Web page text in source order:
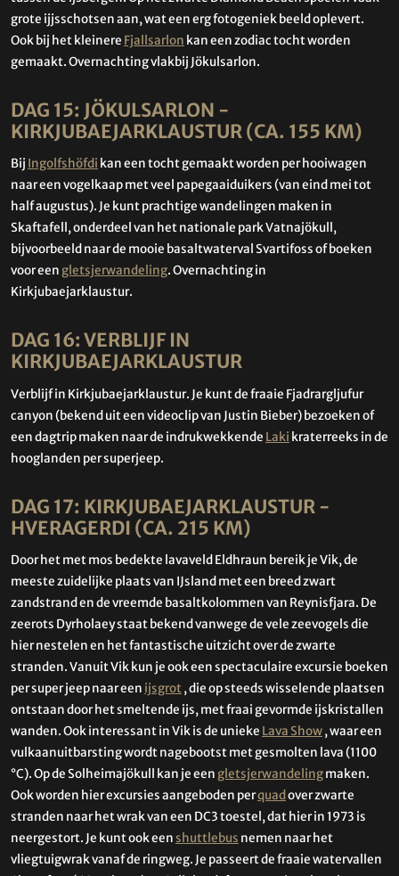
grote ijjsschotsen aan, wat een erg fotogeniek beeld oplevert.
Ook bij het kleinere Fjallsarlon kan een zodiac tocht worden
gemaakt. Overnachting vlakbij Jökulsarlon.
DAG 15: JÖKULSARLON -
KIRKJUBAEJARKLAUSTUR (CA. 155 KM)
Bij Ingolfshöfdi kan een tocht gemaakt worden per hooiwagen
naar een vogelkaap met veel papegaaiduikers (van eind mei tot
half augustus). Je kunt prachtige wandelingen maken in
Skaftafell, onderdeel van het nationale park Vatnajökull,
bijvoorbeeld naar de mooie basaltwaterval Svartifoss of boeken
voor een gletsjerwandeling. Overnachting in
Kirkjubaejarklaustur.
DAG 16: VERBLIJF IN
KIRKJUBAEJARKLAUSTUR
Verblijf in Kirkjubaejarklaustur. Je kunt de fraaie Fjadrargljufur
canyon (bekend uit een videoclip van Justin Bieber) bezoeken of
een dagtrip maken naar de indrukwekkende Laki kraterreeks in de
hooglanden per superjeep.
DAG 17: KIRKJUBAEJARKLAUSTUR -
HVERAGERDI (CA. 215 KM)
Door het met mos bedekte lavaveld Eldhraun bereik je Vik, de
meeste zuidelijke plaats van IJsland met een breed zwart
zandstrand en de vreemde basaltkolommen van Reynisfjara. De
zeerots Dyrholaey staat bekend vanwege de vele zeevogels die
hier nestelen en het fantastische uitzicht over de zwarte
stranden. Vanuit Vik kun je ook een spectaculaire excursie boeken
per super jeep naar een ijsgrot, die op steeds wisselende plaatsen
ontstaan door het smeltende ijs, met fraai gevormde ijskristallen
wanden. Ook interessant in Vik is de unieke Lava Show, waar een
vulkaanuitbarsting wordt nagebootst met gesmolten lava (1100
°C). Op de Solheimajökull kan je een gletsjerwandelingmaken.
Ook worden hier excursies aangeboden perquad over zwarte
stranden naar het wrak van een DC3 toestel, dat hier in 1973 is
neergestort. Je kunt ook eenshuttlebus nemen naar het
vliegtuigwrak vanaf de ringweg. Je passeert de fraaie watervallen